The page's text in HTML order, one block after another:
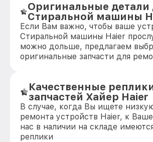
Оригинальные детали
Стиральной машины
Если Вам важно, чтобы ваше
Стиральной машины Haier
можно дольше, предлагаем
оригинальные запчасти для
Качественные
запчастей Хайер Haier
В случае, когда Вы ищете
ремонта устройств Haier, к
нас в наличии на складе
реплики